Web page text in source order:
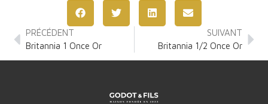
PRÉCÉDENT
Britannia 1 Once Or
SUIVANT
Britannia 1/2 Once Or